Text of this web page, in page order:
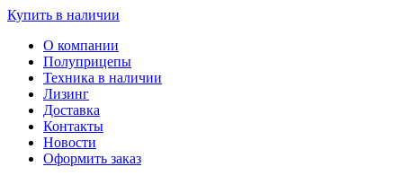
Купить в наличии
О компании
Полуприцепы
Техника в наличии
Лизинг
Доставка
Контакты
Новости
Оформить заказ